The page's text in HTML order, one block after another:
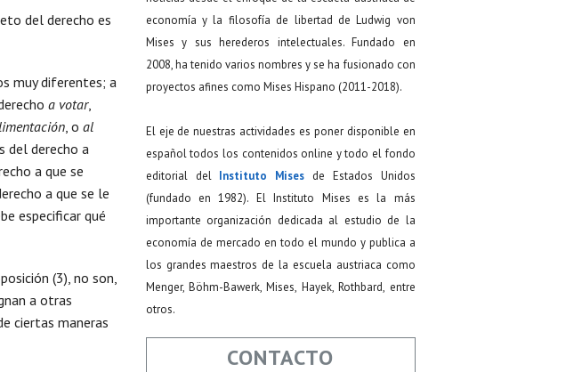
del derecho es
muy diferentes; a
a votar,
, o al
del derecho a
a que se
a que se le
especificar qué
(3), no son,
a otras
ciertas maneras
economía y la filosofía de libertad de Ludwig von
Mises y sus herederos intelectuales. Fundado en
2008, ha tenido varios nombres y se ha fusionado con
proyectos afines como Mises Hispano (2011-2018).
El eje de nuestras actividades es poner disponible en
español todos los contenidos online y todo el fondo
editorial del Instituto Mises de Estados Unidos
(fundado en 1982). El Instituto Mises es la más
importante organización dedicada al estudio de la
economía de mercado en todo el mundo y publica a
los grandes maestros de la escuela austriaca como
Menger, Böhm-Bawerk, Mises, Hayek, Rothbard, entre
otros.
CONTACTO